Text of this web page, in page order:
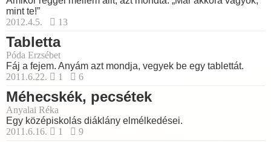
mint te!”
2012.4.5.
13
Tabletta
Póda Erzsébet
Fáj a fejem. Anyám azt mondja, vegyek be egy tablettát.
2011.6.22.
1 6
Méhecskék, pecsétek
Anyalai Réka
Egy középiskolás diáklány elmélkedései.
2011.6.16.
1 9